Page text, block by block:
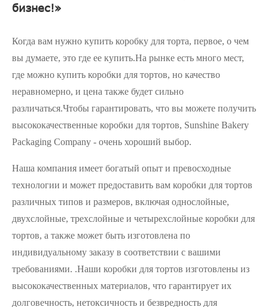
бизнес!»
Когда вам нужно купить коробку для торта, первое, о чем
вы думаете, это где ее купить.На рынке есть много мест,
где можно купить коробки для тортов, но качество
неравномерно, и цена также будет сильно
различаться.Чтобы гарантировать, что вы можете получить
высококачественные коробки для тортов, Sunshine Bakery
Packaging Company - очень хороший выбор.
Наша компания имеет богатый опыт и превосходные
технологии и может предоставить вам коробки для тортов
различных типов и размеров, включая однослойные,
двухслойные, трехслойные и четырехслойные коробки для
тортов, а также может быть изготовлена ​​по
индивидуальному заказу в соответствии с вашими
требованиями. .Наши коробки для тортов изготовлены из
высококачественных материалов, что гарантирует их
долговечность, нетоксичность и безвредность для